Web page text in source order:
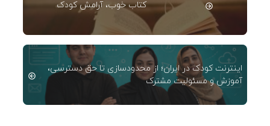
کتاب خوب، آرامش کودک
اینترنت کودک در ایران؛ از محدودسازی تا حق دسترسی،
آموزش و مسئولیت مشترک